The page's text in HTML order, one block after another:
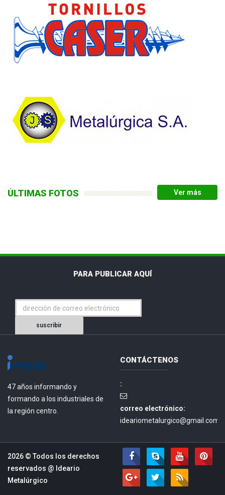
ÚLTIMAS FOTOS
PARA PUBLICAR AQUÍ
suscribir
47 años informando y
formando a los industriales de
la región centro.
CONTÁCTENOS
:
correo electrónico:
ideariometalurgico@gmail.com.
2026 © Todos los derechos
reservados @ Ideario
Metalúrgico